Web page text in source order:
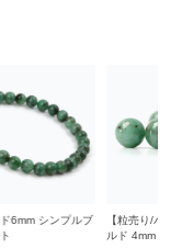
【粒売り/バラ売り】エメラ